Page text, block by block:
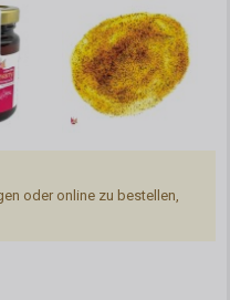
oder online zu bestellen,